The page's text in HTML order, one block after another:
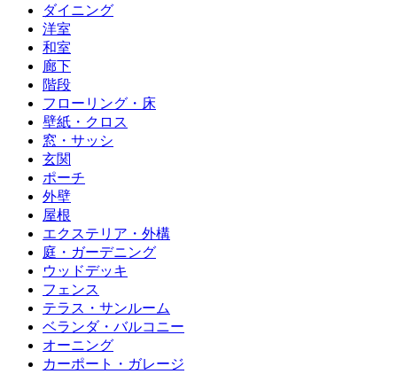
ダイニング
洋室
和室
廊下
階段
フローリング・床
壁紙・クロス
窓・サッシ
玄関
ポーチ
外壁
屋根
エクステリア・外構
庭・ガーデニング
ウッドデッキ
フェンス
テラス・サンルーム
ベランダ・バルコニー
オーニング
カーポート・ガレージ